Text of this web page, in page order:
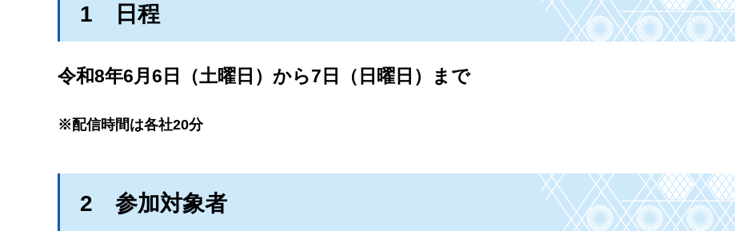
1 日 程
令和8年6月6日（土曜日）から7日（日曜日）まで
※配信時間は各社20分
2 参加対象者